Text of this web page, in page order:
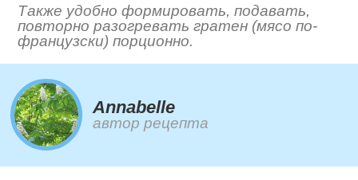
Также удобно формировать, подавать,
повторно разогревать гратен (мясо по-
французски) порционно.
Annabelle
автор рецепта